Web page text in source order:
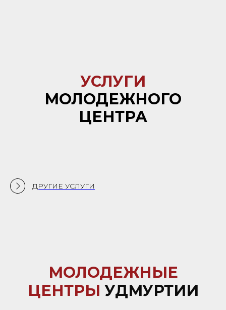
УСЛУГИ
МОЛОДЕЖНОГО
ЦЕНТРА
ДРУГИЕ УСЛУГИ
МОЛОДЕЖНЫЕ
ЦЕНТРЫ УДМУРТИИ